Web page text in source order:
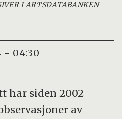
I ARTSDATABANKEN
- 04:30
har siden 2002
av